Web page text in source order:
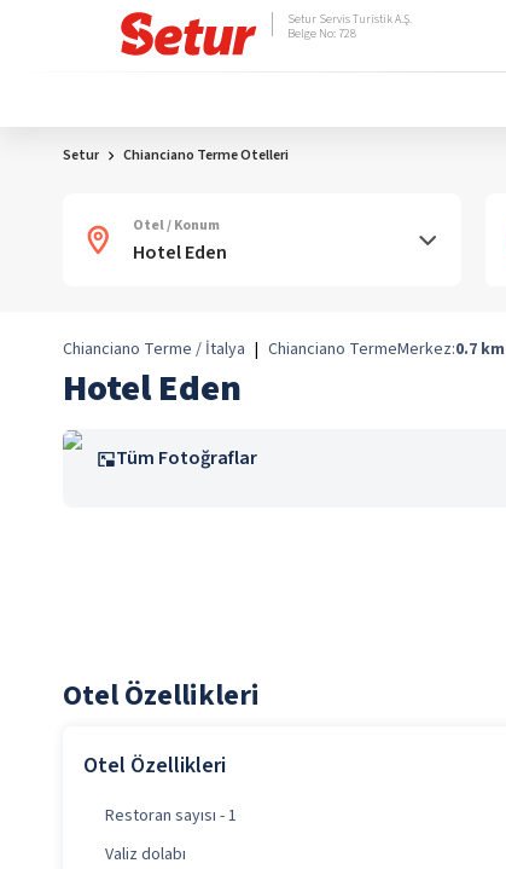
Setur Servis Turistik A.Ş.
Belge No: 728
Setur Chianciano Terme Otelleri
Otel / Konum
Chianciano Terme / İtalya | Chianciano TermeMerkez:0.7 km
Hotel Eden
Tüm Fotoğraflar
Otel Özellikleri
Otel Özellikleri
Restoran sayısı - 1
Valiz dolabı